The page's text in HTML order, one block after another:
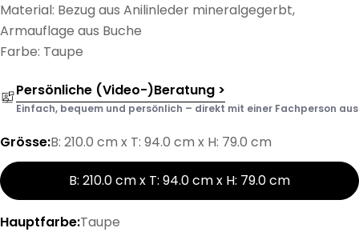
Material: Bezug aus Anilinleder mineralgegerbt,
Armauflage aus Buche
Farbe: Taupe
Persönliche (Video-)Beratung >
Einfach, bequem und persönlich – direkt mit einer Fachperson aus
Grösse:B: 210.0 cm x T: 94.0 cm x H: 79.0 cm
B: 210.0 cm x T: 94.0 cm x H: 79.0 cm
Hauptfarbe:Taupe